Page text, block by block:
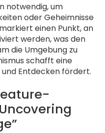
notwendig, um
oder Geheimnisse
einen Punkt, an
werden, was den
die Umgebung zu
schafft eine
und Entdecken fördert.